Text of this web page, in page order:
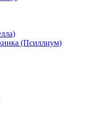
(Псиллиум)